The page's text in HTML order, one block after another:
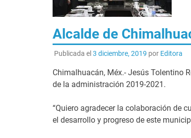
Alcalde de
Publicada el3 diciembre, 2019 por Editora
Chimalhuacán, Méx.- Jesús Tolentino
de la administración 2019-2021.
“Quiero agradecer la colaboración de
el desarrollo y progreso de este